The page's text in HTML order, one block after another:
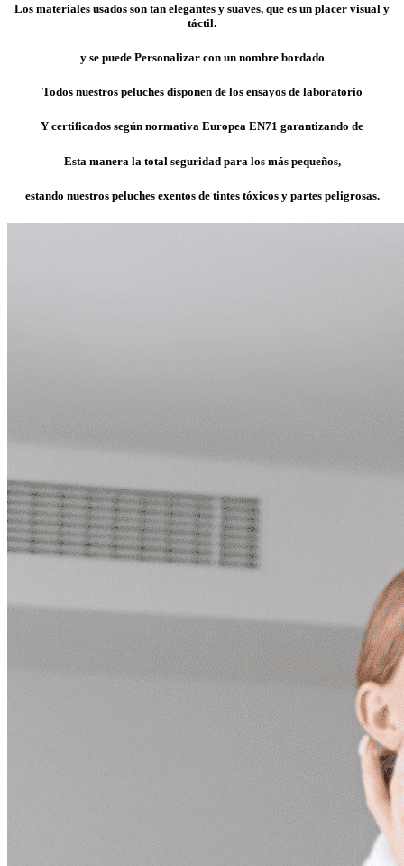
Los materiales usados son tan elegantes y suaves, que es un placer visual y
táctil.
y se puede Personalizar con un nombre bordado
Todos nuestros peluches disponen de los ensayos de laboratorio
Y certificados según normativa Europea EN71 garantizando de
Esta manera la total seguridad para los más pequeños,
estando nuestros peluches exentos de tintes tóxicos y partes peligrosas.